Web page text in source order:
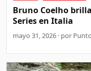
Bruno Coelho
Series en Italia
mayo 31, 2026 · por